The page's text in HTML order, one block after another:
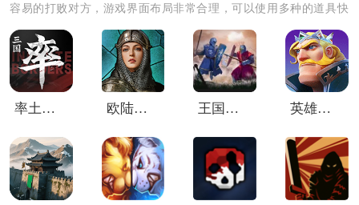
容易的打败对方，游戏界面布局非常合理，可以使用多种的道具快
率土之滨vivo客户端 欧陆战争7国际版 王国冲突战斗模拟 英雄之冠